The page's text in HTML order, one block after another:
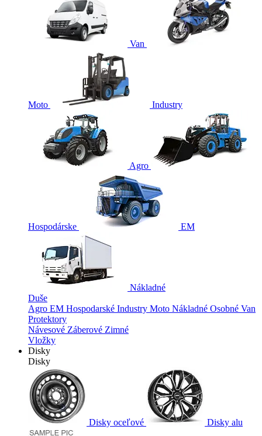
Van
Moto Industry
Agro
Hospodárske EM
Nákladné
Duše
Agro EM Hospodarské Industry Moto Nákladné Osobné Van
Protektory
Návesové Záberové Zimné
Vložky
Disky
Disky
Disky oceľové Disky alu